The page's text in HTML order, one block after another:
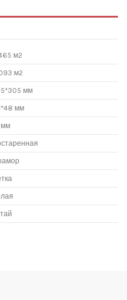
м2
м2
мм
мм
мм
119Г (1 этаж), тел. 8-499-